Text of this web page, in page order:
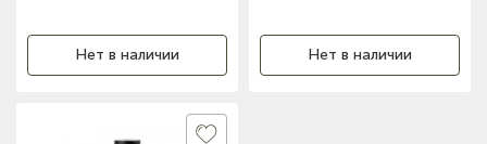
Нет в наличии Нет в наличии